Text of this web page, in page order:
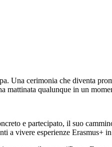
Una cerimonia che diventa
mattinata qualunque in un
e partecipato, il suo
a vivere esperienze Erasmus+